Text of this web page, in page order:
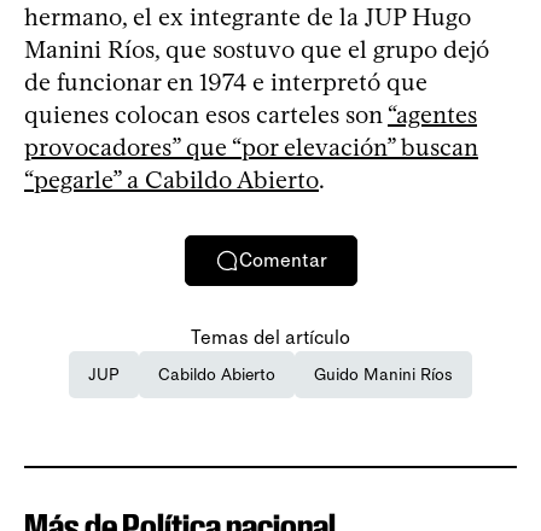
hermano, el ex integrante de la JUP Hugo
Manini Ríos, que sostuvo que el grupo dejó
de funcionar en 1974 e interpretó que
quienes colocan esos carteles son “agentes
provocadores” que “por elevación” buscan
“pegarle” a Cabildo Abierto.
Comentar
Temas del artículo
JUP Cabildo Abierto Guido Manini Ríos